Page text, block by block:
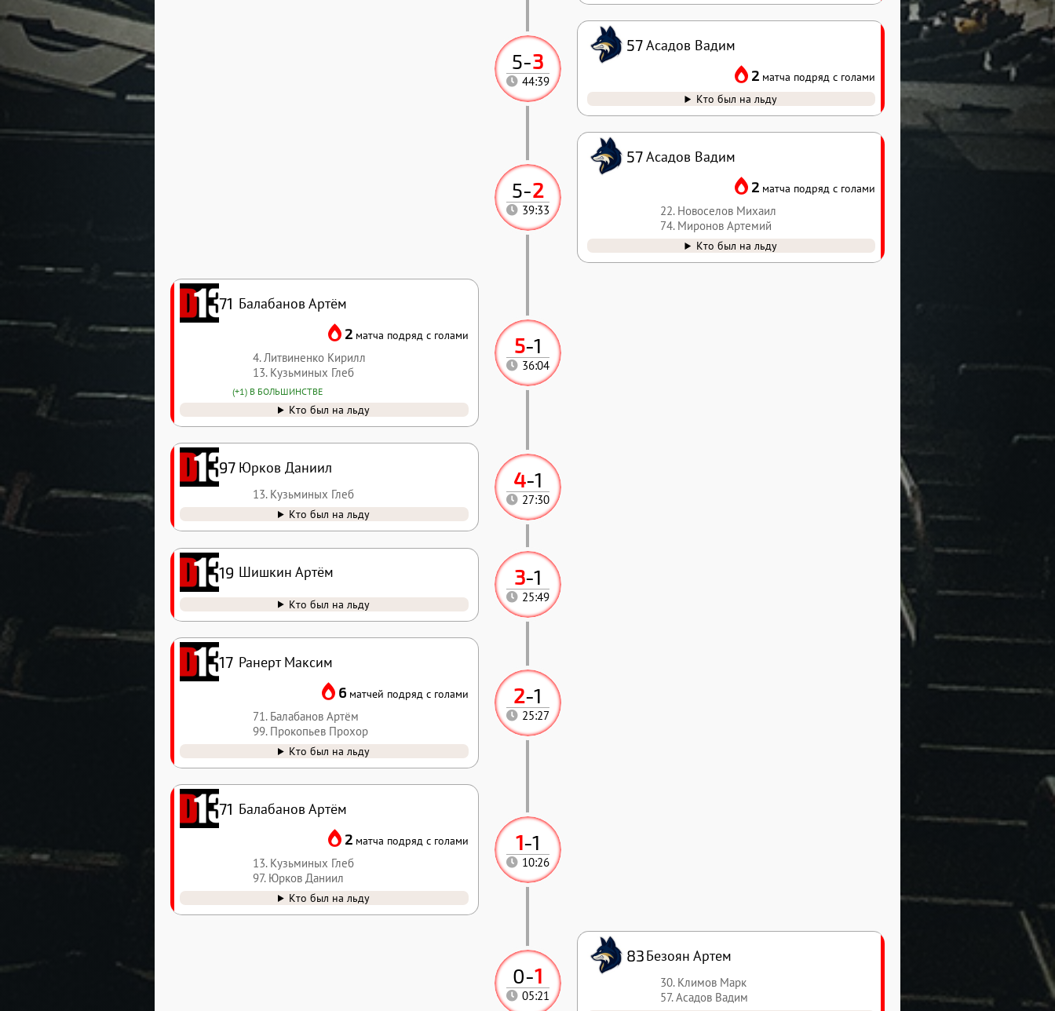
0-1
05:21
83Безоян Артем
30. Климов Марк
57. Асадов Вадим
1-1
10:26
71 Балабанов Артём
2 матча подряд с голами
13. Кузьминых Глеб
97. Юрков Даниил
Кто был на льду
2-1
25:27
17 Ранерт Максим
6 матчей подряд с голами
71. Балабанов Артём
99. Прокопьев Прохор
Кто был на льду
3-1
25:49
19 Шишкин Артём
Кто был на льду
4-1
27:30
97 Юрков Даниил
13. Кузьминых Глеб
Кто был на льду
5-1
36:04
71 Балабанов Артём
2 матча подряд с голами
4. Литвиненко Кирилл
13. Кузьминых Глеб
(+1) В БОЛЬШИНСТВЕ
Кто был на льду
5-2
39:33
57Асадов Вадим
2 матча подряд с голами
22. Новоселов Михаил
74. Миронов Артемий
Кто был на льду
5-3
44:39
57Асадов Вадим
2 матча подряд с голами
Кто был на льду